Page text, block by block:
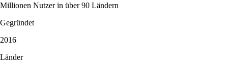
Millionen Nutzer in über 90 Ländern
Gegründet
2016
Länder